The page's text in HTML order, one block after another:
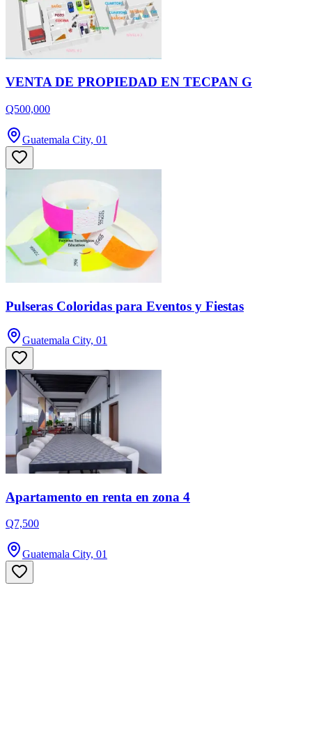
VENTA DE PROPIEDAD EN TECPAN G
Q500,000
Guatemala City, 01
Pulseras Coloridas para Eventos y Fiestas
Guatemala City, 01
Apartamento en renta en zona 4
Q7,500
Guatemala City, 01